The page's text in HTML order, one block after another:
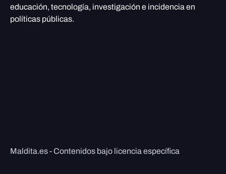
educación, tecnología, investigación e incidencia en
políticas públicas.
Maldita.es - Contenidos bajo licencia específica